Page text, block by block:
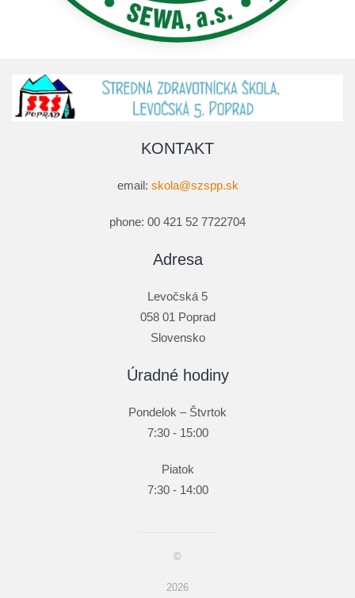
Adresa
Levočská 5
058 01 Poprad
Slovensko
KONTAKT
email: skola@szspp.sk
phone: 00 421 52 7722704
Úradné hodiny
Pondelok – Štvrtok
7:30 - 15:00
Piatok
7:30 - 14:00
©
2026